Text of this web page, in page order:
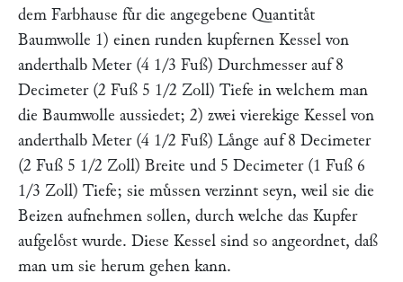
dem Farbhause fuͤr die angegebene Quantitaͤt
Baumwolle 1) einen runden kupfernen Kessel von
anderthalb Meter (4 1/3 Fuß) Durchmesser auf 8
Decimeter (2 Fuß 5 1/2 Zoll) Tiefe in welchem man
die Baumwolle aussiedet; 2) zwei vierekige Kessel von
anderthalb Meter (4 1/2 Fuß) Laͤnge auf 8 Decimeter
(2 Fuß 5 1/2 Zoll) Breite und 5 Decimeter (1 Fuß 6
1/3 Zoll) Tiefe; sie muͤssen verzinnt seyn, weil sie die
Beizen aufnehmen sollen, durch welche das Kupfer
aufgeloͤst wurde. Diese Kessel sind so angeordnet, daß
man um sie herum gehen kann.